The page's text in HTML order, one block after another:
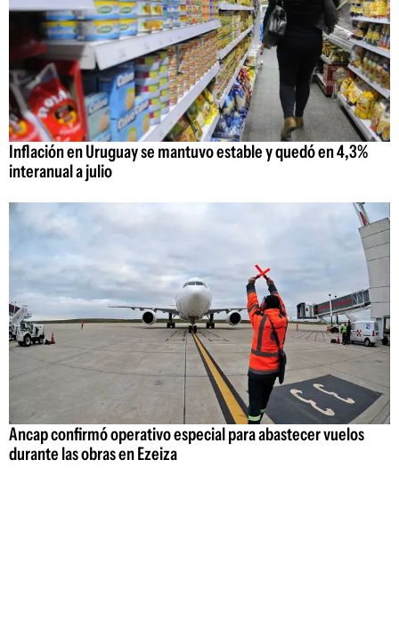
Inflación en Uruguay se mantuvo estable y quedó en 4,3%
interanual a julio
Ancap confirmó operativo especial para abastecer vuelos
durante las obras en Ezeiza